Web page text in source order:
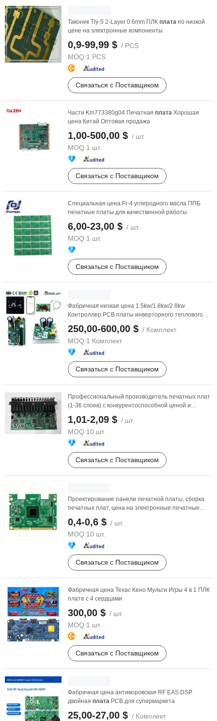
Таконик Tly-5 2-Layer 0.6mm ПЛК плата по низкой
цене на электронные компоненты
0,9-99,99 $ / PCS
MOQ:1 PCS
Связаться с Поставщиком
Части Km773380g04 Печатная плата Хорошая
цена Китай Оптовая продажа
1,00-500,00 $ / шт.
MOQ:1 шт.
Связаться с Поставщиком
Специальная цена Fr-4 углеродного масла ППБ
печатные платы для качественной работы
6,00-23,00 $ / шт.
MOQ:1 шт.
Связаться с Поставщиком
Фабричная низкая цена 1.5kw/1.8kw/2.8kw
Контроллер PCB платы инверторного теплового
250,00-600,00 $ / Комплект
MOQ:1 Комплект
Связаться с Поставщиком
Профессиональный производитель печатных плат
(1-36 слоев) с конкурентоспособной ценой и
1,01-2,09 $ / шт.
MOQ:10 шт.
Связаться с Поставщиком
Проектирование панели печатной платы, сборка
печатных плат, цена на электронные печатные
0,4-0,6 $ / шт.
MOQ:10 шт.
Связаться с Поставщиком
Фабричная цена Техас Кено Мульти Игры 4 в 1 ПЛК
плате с 4 сердцами
300,00 $ / шт.
MOQ:1 шт.
Связаться с Поставщиком
Фабричная цена антиворовская RF EAS DSP
двойная плата PCB для супермаркета
25,00-27,00 $ / Комплект